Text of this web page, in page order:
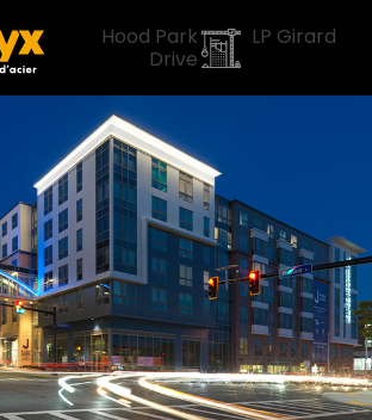
Hood Park
Drive
LP Girard